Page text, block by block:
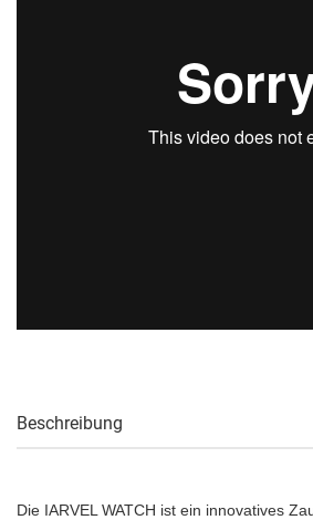
Beschreibung
Die IARVEL WATCH ist ein innovatives